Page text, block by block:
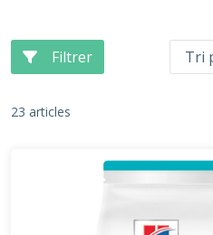
Filtrer
23 articles